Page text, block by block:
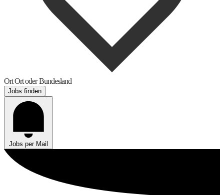
OrtOrt oder Bundesland
Jobs finden
Jobs per Mail